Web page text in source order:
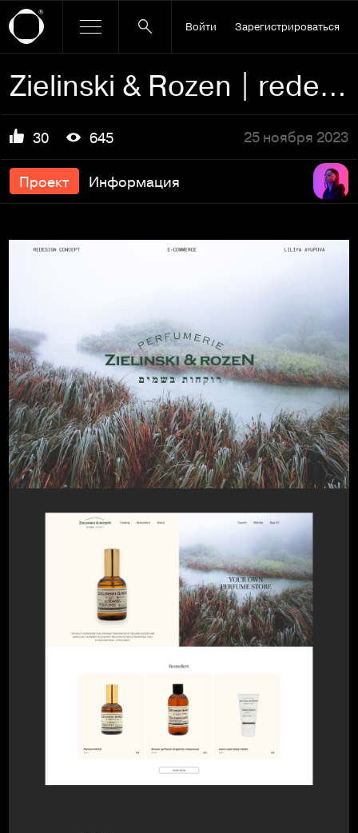
Войти Зарегистрироваться
Zielinski & Rozen | redesign e-commerce
30 645 25 ноября 2023
Проект Информация